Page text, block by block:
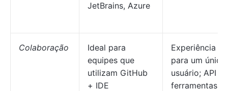
JetBrains, Azure
Colaboração
Ideal para
equipes que
utilizam GitHub
+ IDE
Experiência
para um único
usuário; API
ferramentas